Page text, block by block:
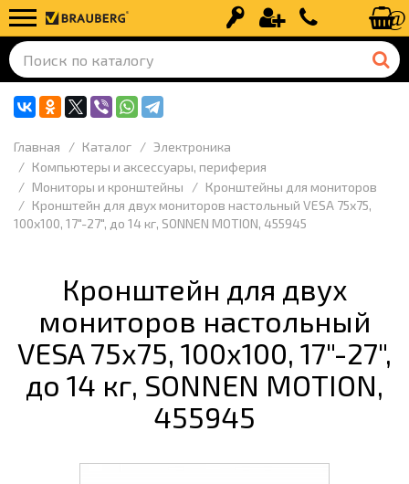
Вход Регистрация+7 (499) 110-
Главная Каталог
Электроника
Компьютеры и аксессуары, периферия
Мониторы и кронштейны
Кронштейны для мониторов
Кронштейн для двух мониторов настольный VESA 75х75,
100х100, 17"-27", до 14 кг, SONNEN MOTION, 455945
Кронштейн для двух
мониторов настольный
VESA 75х75, 100х100, 17"-27",
до 14 кг, SONNEN MOTION,
455945